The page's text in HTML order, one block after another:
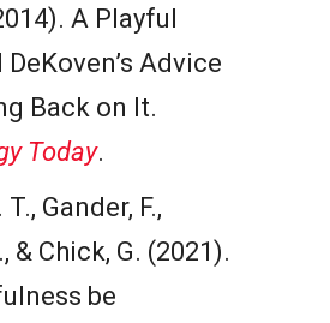
A Playful
DeKoven’s Advice
Back on It.
Today.
Gander, F.,
& Chick, G. (2021).
be